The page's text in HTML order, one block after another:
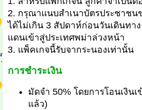
2. กรุณาแนบสำเนาบัตรประชาชน
ได้ไม่เกิน 3 สัปดาห์ก่อนวันเดินทา
แดนเข้าสู่ประเทศพม่าล่วงหน้า
3. แพ็คเกจนี้รับจากระนองเท่านั้น
การชำระเงิน
มัดจำ 50% โดยการโอนเงิน
แล้ว)